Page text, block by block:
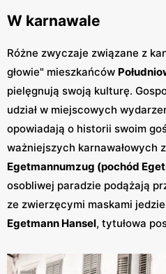
W karnawale
Różne zwyczaje związane z
głowie" mieszkańców
pielęgnują swoją kulturę.
udział w miejscowych
opowiadają o historii swoim
ważniejszych karnawałowych
Egetmannumzug (pochód
osobliwej paradzie podążają
ze zwierzęcymi maskami
Egetmann Hansel, tytułowa